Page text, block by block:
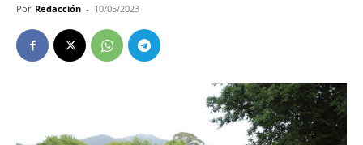
Por Redacción - 10/05/2023